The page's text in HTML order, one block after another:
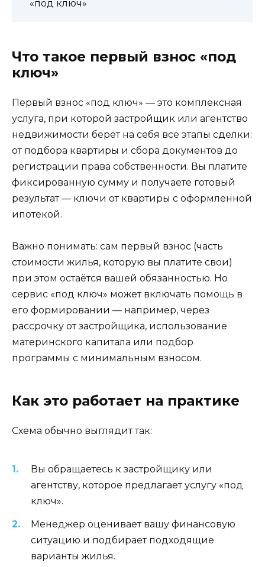
«под ключ»
Что такое первый взнос «под
ключ»
Первый взнос «под ключ» — это комплексная
услуга, при которой застройщик или агентство
недвижимости берёт на себя все этапы сделки:
от подбора квартиры и сбора документов до
регистрации права собственности. Вы платите
фиксированную сумму и получаете готовый
результат — ключи от квартиры с оформленной
ипотекой.
Важно понимать: сам первый взнос (часть
стоимости жилья, которую вы платите свои)
при этом остаётся вашей обязанностью. Но
сервис «под ключ» может включать помощь в
его формировании — например, через
рассрочку от застройщика, использование
материнского капитала или подбор
программы с минимальным взносом.
Как это работает на практике
Схема обычно выглядит так:
Вы обращаетесь к застройщику или
агентству, которое предлагает услугу «под
ключ».
Менеджер оценивает вашу финансовую
ситуацию и подбирает подходящие
варианты жилья.